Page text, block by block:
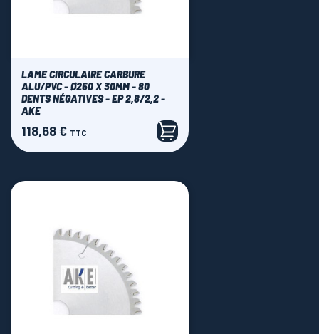
LAME CIRCULAIRE CARBURE
ALU/PVC - Ø250 X 30MM - 80
DENTS NÉGATIVES - EP 2,8/2,2 -
AKE
Prix
118,68 € TTC